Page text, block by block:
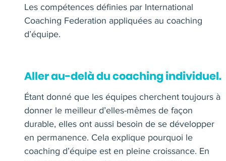
Les compétences définies par International
Coaching Federation appliquées au coaching
d’équipe.
Aller au-delà du coaching individuel.
Étant donné que les équipes cherchent toujours à
donner le meilleur d’elles-mêmes de façon
durable, elles ont aussi besoin de se développer
en permanence. Cela explique pourquoi le
coaching d’équipe est en pleine croissance. En